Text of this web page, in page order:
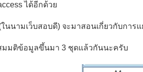
ได้อีกด้วย
นนามเว็บสอบดี) จะมาสอนเกี่ยวกับการ
มติข้อมูลขึ้นมา 3 ชุดแล้วกันนะครับ